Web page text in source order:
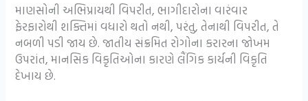
માણસોની અભિપ્રાયથી વિપરીત, ભાગીદારોના વારંવાર
ફેરફારોથી શક્તિમાં વધારો થતો નથી, પરંતુ, તેનાથી વિપરીત, તે
નબળી પડી જાય છે. જાતીય સંક્રમિત રોગોના કરારના જોખમ
ઉપરાંત, માનસિક વિકૃતિઓના કારણે લૈંગિક કાર્યની વિકૃતિ
દેખાય છે.